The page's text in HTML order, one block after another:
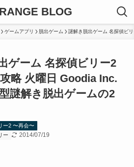
BLOG
ゲームアプリ 脱出ゲーム 謎解き脱出ゲーム 名探偵ビ
ゲーム 名探偵ビリー2
略 火曜日 Goodia Inc.
謎解き脱出ゲームの2
ー2 〜再会〜
ー
2014/07/19